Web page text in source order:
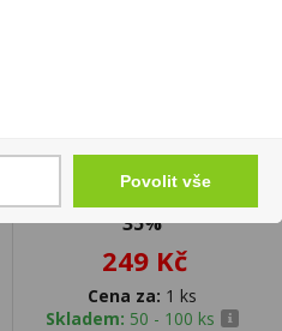
35%
249 Kč
Cena za: 1 ks
Skladem: 50 - 100 ks
Povolit vše